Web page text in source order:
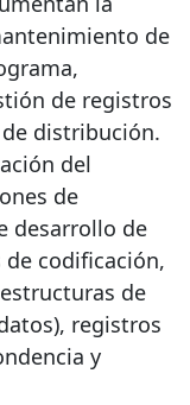
de
de registros
de distribución.
del
de
desarrollo de
codificación,
de
registros
y